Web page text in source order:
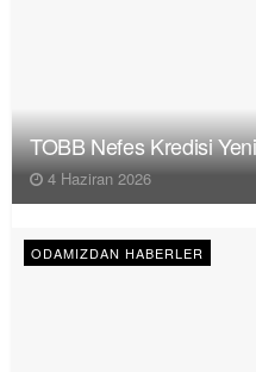
TOBB Nefes Kredisi
4 Haziran 2026
ODAMIZDAN HABERLER